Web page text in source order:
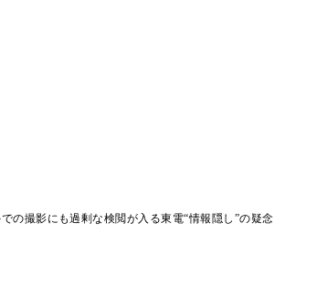
の撮影にも過剰な検閲が入る東電“情報隠し”の疑念